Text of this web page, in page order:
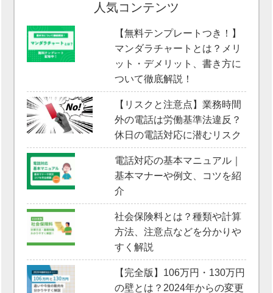
人気コンテンツ
【無料テンプレートつき！】
マンダラチャートとは？メリ
ット・デメリット、書き方に
ついて徹底解説！
【リスクと注意点】業務時間
外の電話は労働基準法違反？
休日の電話対応に潜むリスク
電話対応の基本マニュアル｜
基本マナーや例文、コツを紹
介
社会保険料とは？種類や計算
方法、注意点などを分かりや
すく解説
【完全版】106万円・130万円
の壁とは？2024年からの変更